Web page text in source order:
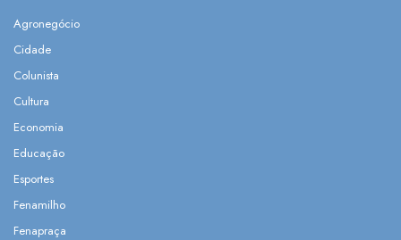
Agronegócio
Cidade
Colunista
Cultura
Economia
Educação
Esportes
Fenamilho
Fenapraça